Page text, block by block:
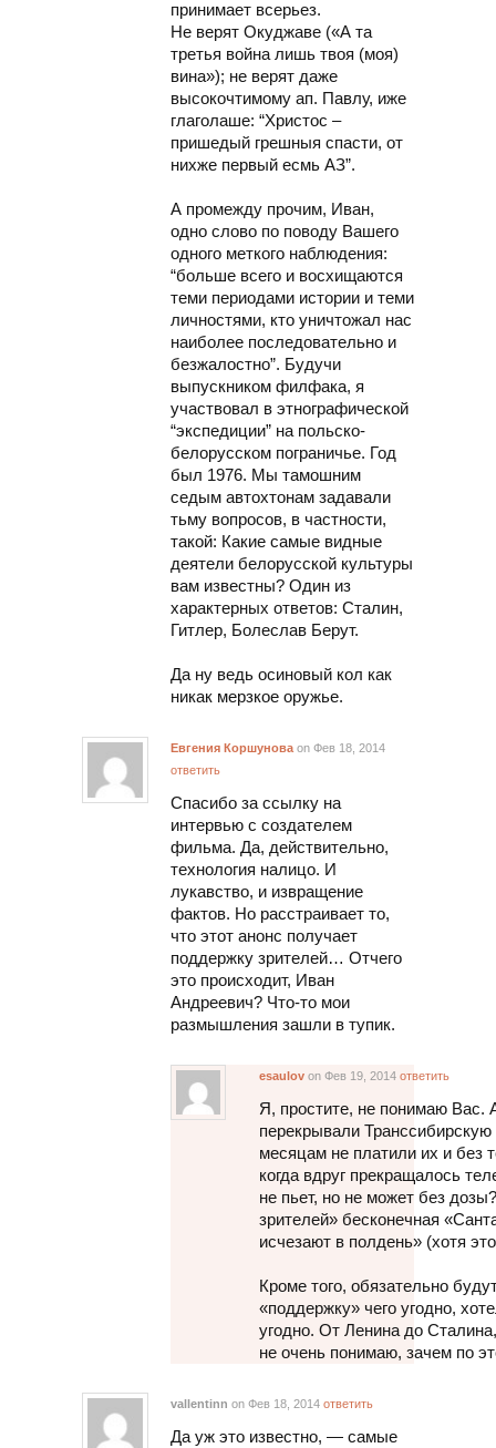
принимает всерьез.
Не верят Окуджаве («А та
третья война лишь твоя (моя)
вина»); не верят даже
высокочтимому ап. Павлу, иже
глаголаше: “Христос –
пришедый грешныя спасти, от
нихже первый есмь АЗ”.
А промежду прочим, Иван,
одно слово по поводу Вашего
одного меткого наблюдения:
“больше всего и восхищаются
теми периодами истории и теми
личностями, кто уничтожал нас
наиболее последовательно и
безжалостно”. Будучи
выпускником филфака, я
участвовал в этнографической
“экспедиции” на польско-
белорусском пограничье. Год
был 1976. Мы тамошним
седым автохтонам задавали
тьму вопросов, в частности,
такой: Какие самые видные
деятели белорусской культуры
вам известны? Один из
характерных ответов: Сталин,
Гитлер, Болеслав Берут.
Да ну ведь осиновый кол как
никак мерзкое оружье.
Евгения Коршуноваon Фев 18, 2014
ответить
Спасибо за ссылку на
интервью с создателем
фильма. Да, действительно,
технология налицо. И
лукавство, и извращение
фактов. Но расстраивает то,
что этот анонс получает
поддержку зрителей… Отчего
это происходит, Иван
Андреевич? Что-то мои
размышления зашли в тупик.
esaulov on Фев 19, 2014 ответить
Я, простите, не понимаю Вас.
перекрывали Транссибирскую
месяцам не платили их и без
когда вдруг прекращалось
не пьет, но не может без
зрителей» бесконечная
исчезают в полдень» (хотя
Кроме того, обязательно
«поддержку» чего угодно,
угодно. От Ленина до
не очень понимаю, зачем по
vallentinn on Фев 18, 2014 ответить
Да уж это известно, — самые